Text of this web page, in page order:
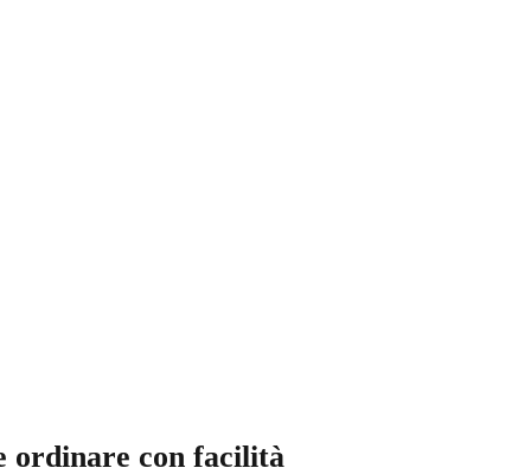
ordinare con facilità